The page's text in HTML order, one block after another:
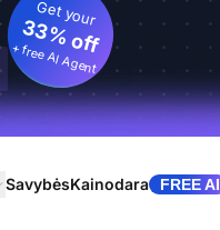
Get your
33% off
+ free AI Agent
SavybėsKainodara FREE AI